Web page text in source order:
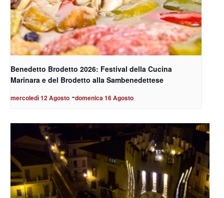
Benedetto Brodetto 2026: Festival della Cucina
Marinara e del Brodetto alla Sambenedettese
mercoledì 12 Agosto -domenica 16 Agosto